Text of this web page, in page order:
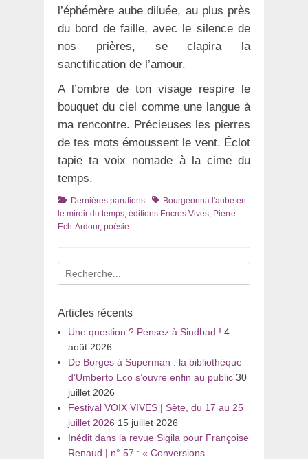
l’éphémère aube diluée, au plus près
du bord de faille, avec le silence de
nos prières, se clapira la
sanctification de l’amour.
A l’ombre de ton visage respire le
bouquet du ciel comme une langue à
ma rencontre. Précieuses les pierres
de tes mots émoussent le vent. Éclot
tapie ta voix nomade à la cime du
temps.
Catégories
Dernières parutions TagsBourgeonna l'aube en
le miroir du temps éditions Encres Vives Pierre
Ech-Ardour, poésie
Recherche
pour
Articles récents
Une question ? Pensez à Sindbad ! 4
août 2026
De Borges à Superman : la bibliothèque
d’Umberto Eco s’ouvre enfin au public 30
juillet 2026
Festival VOIX VIVES | Sète, du 17 au 25
juillet 2026 15 juillet 2026
Inédit dans la revue Sigila pour Françoise
Renaud | n° 57 : « Conversions –